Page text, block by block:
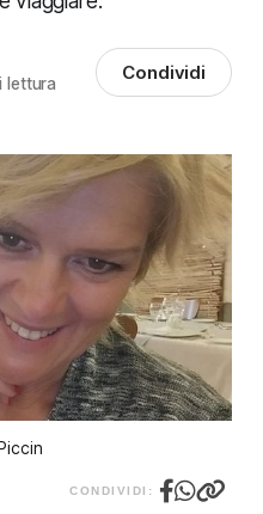
lettura Condividi
CONDIVIDI: